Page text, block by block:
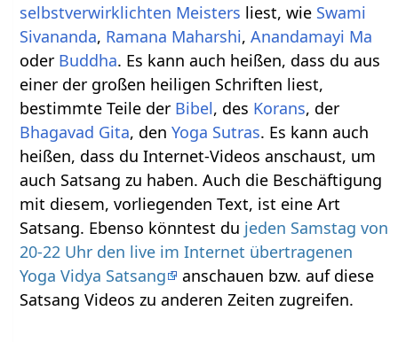
selbstverwirklichten Meisters liest, wie Swami
Sivananda, Ramana Maharshi,Anandamayi Ma
oder Buddha. Es kann auch heißen, dass du aus
einer der großen heiligen Schriften liest,
bestimmte Teile der Bibel, des Korans, der
Bhagavad Gita, denYoga Sutras. Es kann auch
heißen, dass du Internet-Videos anschaust, um
auch Satsang zu haben. Auch die Beschäftigung
mit diesem, vorliegenden Text, ist eine Art
Satsang. Ebenso könntest du jeden Samstag von
20-22 Uhr den live im Internet übertragenen
Yoga Vidya Satsang
anschauen bzw. auf diese
Satsang Videos zu anderen Zeiten zugreifen.